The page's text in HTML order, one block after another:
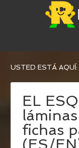
USTED ESTÁ
EL
fichas
(ES/